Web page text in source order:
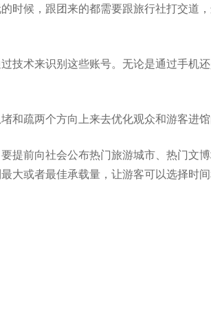
时候，跟团来的都需要跟旅行社打交道
技术来识别这些账号。无论是通过手机
和疏两个方向上来去优化观众和游客进馆
提前向社会公布热门旅游城市、热门文
大或者最佳承载量，让游客可以选择时